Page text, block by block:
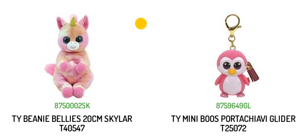
8750002SK
TY BEANIE BELLIES 20CM SKYLAR
T40547
8759649GL
TY MINI BOOS PORTACHIAVI GLIDER
T25072